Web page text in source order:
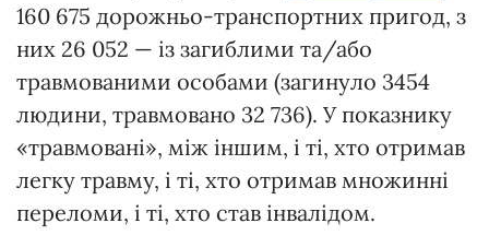
160 675 дорожньо-транспортних пригод, з
них 26 052 — із загиблими та/або
травмованими особами (загинуло 3454
людини, травмовано 32 736). У показнику
«травмовані», між іншим, і ті, хто отримав
легку травму, і ті, хто отримав множинні
переломи, і ті, хто став інвалідом.